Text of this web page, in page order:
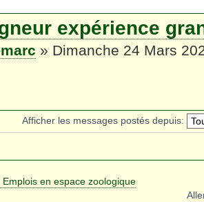
expérience
» Dimanche 24 Mars
Afficher les messages postés depuis:
en espace zoologique